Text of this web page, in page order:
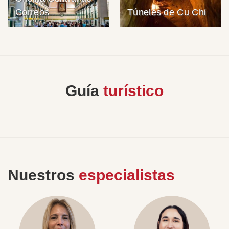
Correos
Túneles de Cu Chi
Guía turístico
Nuestros especialistas